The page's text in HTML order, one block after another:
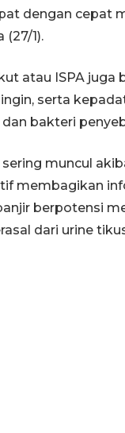
dengan cepat
1).
atau ISPA
serta
bakteri
muncul
membagikan
berpotensi
dari urine